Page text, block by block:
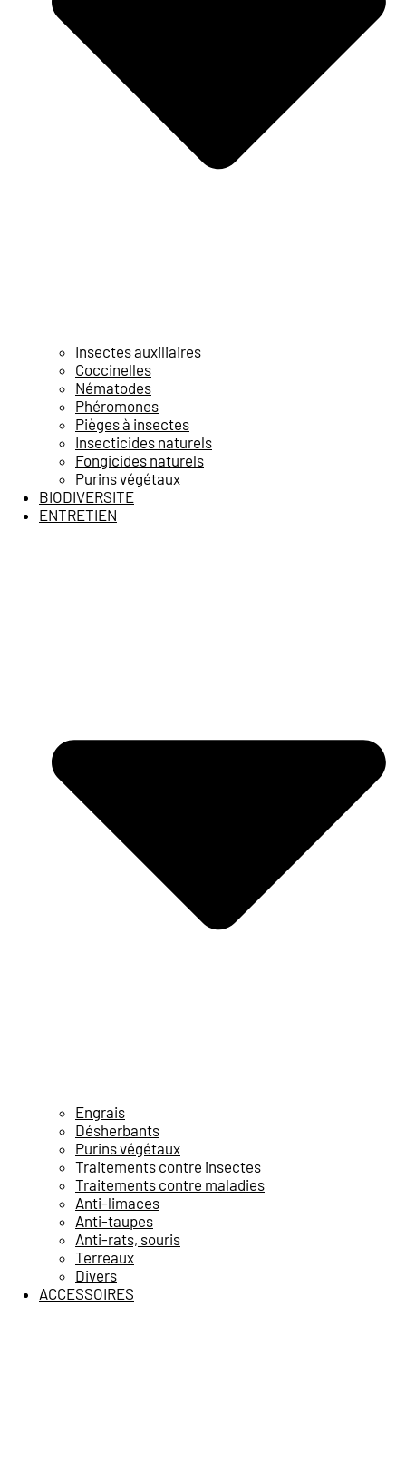
Insectes auxiliaires
Coccinelles
Nématodes
Phéromones
Pièges à insectes
Insecticides naturels
Fongicides naturels
Purins végétaux
BIODIVERSITE
ENTRETIEN
Engrais
Désherbants
Purins végétaux
Traitements contre insectes
Traitements contre maladies
Anti-limaces
Anti-taupes
Anti-rats, souris
Terreaux
Divers
ACCESSOIRES